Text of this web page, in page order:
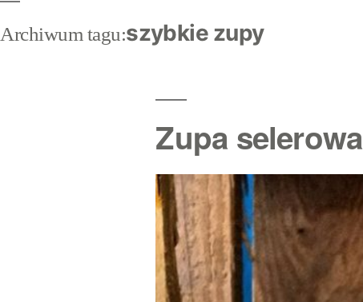
Archiwum tagu:szybkie zupy
Zupa selerowa